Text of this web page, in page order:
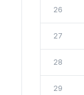
26
27
28
29